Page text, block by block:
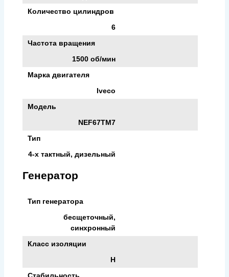
Количество цилиндров
6
Частота вращения
1500 об/мин
Марка двигателя
Iveco
Модель
NEF67TM7
Тип
4-х тактный, дизельный
Генератор
Тип генератора
бесщеточный,
синхронный
Класс изоляции
H
Стабильность